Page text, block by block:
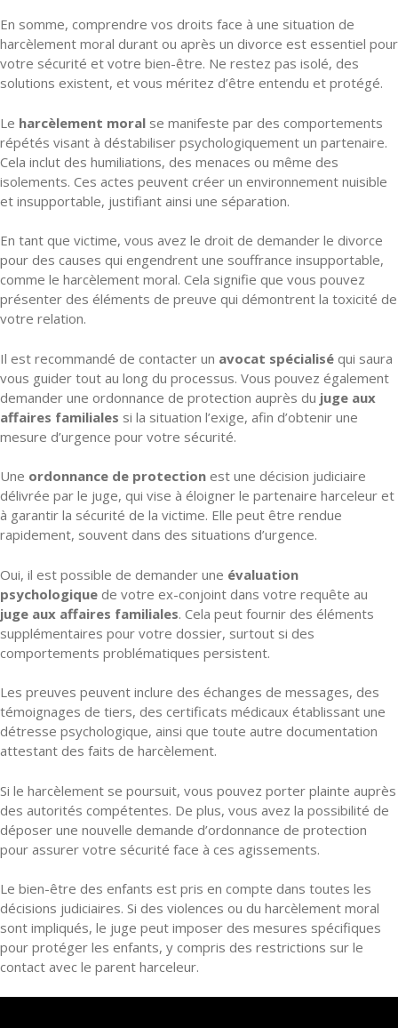
En somme, comprendre vos droits face à une situation de
harcèlement moral durant ou après un divorce est essentiel pour
votre sécurité et votre bien-être. Ne restez pas isolé, des
solutions existent, et vous méritez d’être entendu et protégé.
Le harcèlement moral se manifeste par des comportements
répétés visant à déstabiliser psychologiquement un partenaire.
Cela inclut des humiliations, des menaces ou même des
isolements. Ces actes peuvent créer un environnement nuisible
et insupportable, justifiant ainsi une séparation.
En tant que victime, vous avez le droit de demander le divorce
pour des causes qui engendrent une souffrance insupportable,
comme le harcèlement moral. Cela signifie que vous pouvez
présenter des éléments de preuve qui démontrent la toxicité de
votre relation.
Il est recommandé de contacter un avocat spécialisé qui saura
vous guider tout au long du processus. Vous pouvez également
demander une ordonnance de protection auprès du juge aux
affaires familiales si la situation l’exige, afin d’obtenir une
mesure d’urgence pour votre sécurité.
Une ordonnance de protection est une décision judiciaire
délivrée par le juge, qui vise à éloigner le partenaire harceleur et
à garantir la sécurité de la victime. Elle peut être rendue
rapidement, souvent dans des situations d’urgence.
Oui, il est possible de demander une évaluation
psychologique de votre ex-conjoint dans votre requête au
juge aux affaires familiales. Cela peut fournir des éléments
supplémentaires pour votre dossier, surtout si des
comportements problématiques persistent.
Les preuves peuvent inclure des échanges de messages, des
témoignages de tiers, des certificats médicaux établissant une
détresse psychologique, ainsi que toute autre documentation
attestant des faits de harcèlement.
Si le harcèlement se poursuit, vous pouvez porter plainte auprès
des autorités compétentes. De plus, vous avez la possibilité de
déposer une nouvelle demande d’ordonnance de protection
pour assurer votre sécurité face à ces agissements.
Le bien-être des enfants est pris en compte dans toutes les
décisions judiciaires. Si des violences ou du harcèlement moral
sont impliqués, le juge peut imposer des mesures spécifiques
pour protéger les enfants, y compris des restrictions sur le
contact avec le parent harceleur.